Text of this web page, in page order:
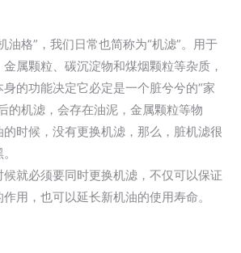
油格”，我们日常也简称为“机滤”。用于
属颗粒、碳沉淀物和煤烟颗粒等杂质，
的功能决定它必定是一个脏兮兮的“家
的机滤，会存在油泥，金属颗粒等物
时候，没有更换机滤，那么，脏机滤很
就必须要同时更换机滤，不仅可以保证
用，也可以延长新机油的使用寿命。